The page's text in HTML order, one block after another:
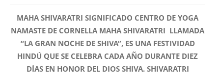
MAHA SHIVARATRI SIGNIFICADO CENTRO DE YOGA
NAMASTE DE CORNELLA MAHA SHIVARATRI LLAMADA
“LA GRAN NOCHE DE SHIVA”, ES UNA FESTIVIDAD
HINDÚ QUE SE CELEBRA CADA AÑO DURANTE DIEZ
DÍAS EN HONOR DEL DIOS SHIVA. SHIVARATRI